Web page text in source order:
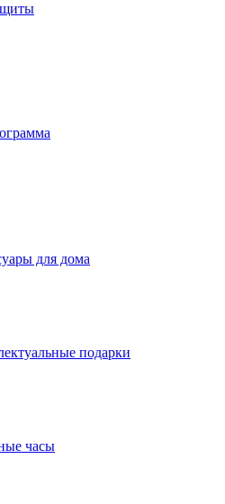
для дома
подарки
часы